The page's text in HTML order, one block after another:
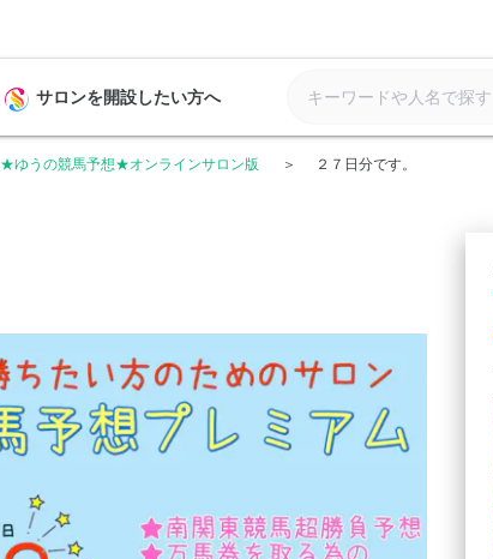
サロンを開設したい方へ
★ゆうの競馬予想★オンラインサロン版 ２７日分です。